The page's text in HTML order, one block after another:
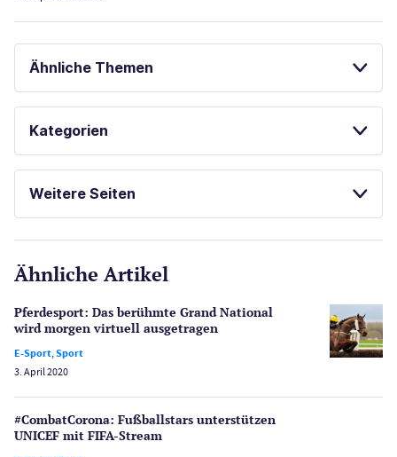
Ähnliche Themen
SPIELAUTOMATEN ONLINE SPIELEN
KOSTENLOSE SPIELE
Kategorien
Gesetzgebung
Lotterie
Poker
Schlagzeilen
Weitere Seiten
CasinoOnline.de
PayPal Casinos
Merkur Casinos
Ähnliche Artikel
Pferdesport: Das berühmte Grand National
wird morgen virtuell ausgetragen
E-Sport,Sport
3. April 2020
#CombatCorona: Fußball­stars unterstützen
UNICEF mit FIFA-Stream